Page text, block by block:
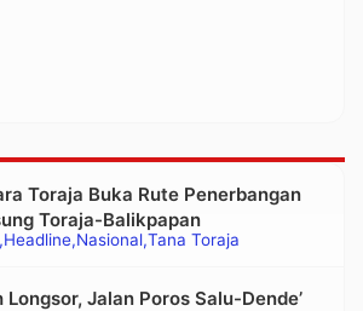
Headline Nasional Tana Toraja
Toraja Buka Rute Penerbangan
Toraja-Balikpapan
Longsor, Jalan Poros Salu-Dende’